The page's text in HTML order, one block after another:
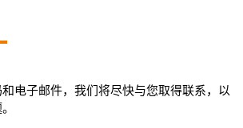
电子邮件，我们将尽快与您取得联系，以